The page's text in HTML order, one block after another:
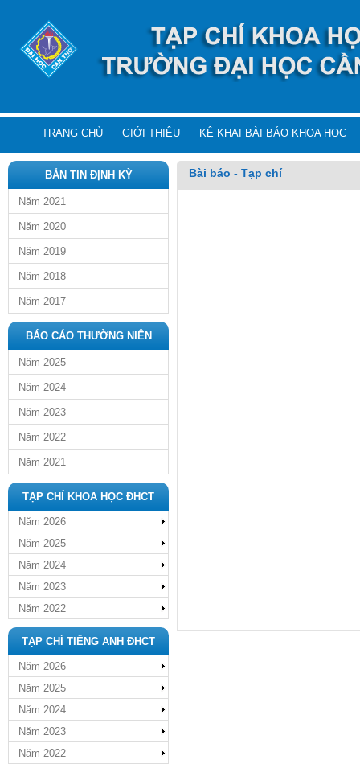
TRANG CHỦ GIỚI THIỆU KÊ KHAI BÀI BÁO KHOA HỌC
BẢN TIN ĐỊNH KỲ
Năm 2021
Năm 2020
Năm 2019
Năm 2018
Năm 2017
BÁO CÁO THƯỜNG NIÊN
Năm 2025
Năm 2024
Năm 2023
Năm 2022
Năm 2021
TẠP CHÍ KHOA HỌC ĐHCT
Năm 2026
Năm 2025
Năm 2024
Năm 2023
Năm 2022
TẠP CHÍ TIẾNG ANH ĐHCT
Năm 2026
Năm 2025
Năm 2024
Năm 2023
Năm 2022
Bài báo - Tạp chí